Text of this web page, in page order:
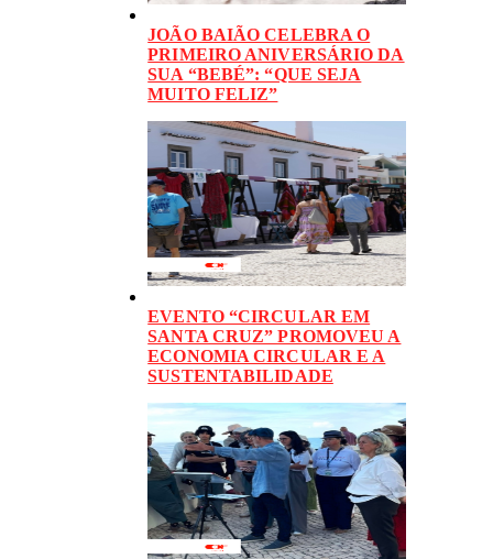
JOÃO BAIÃO CELEBRA O
PRIMEIRO ANIVERSÁRIO DA
SUA “BEBÉ”: “QUE SEJA
MUITO FELIZ”
EVENTO “CIRCULAR EM
SANTA CRUZ” PROMOVEU A
ECONOMIA CIRCULAR E A
SUSTENTABILIDADE